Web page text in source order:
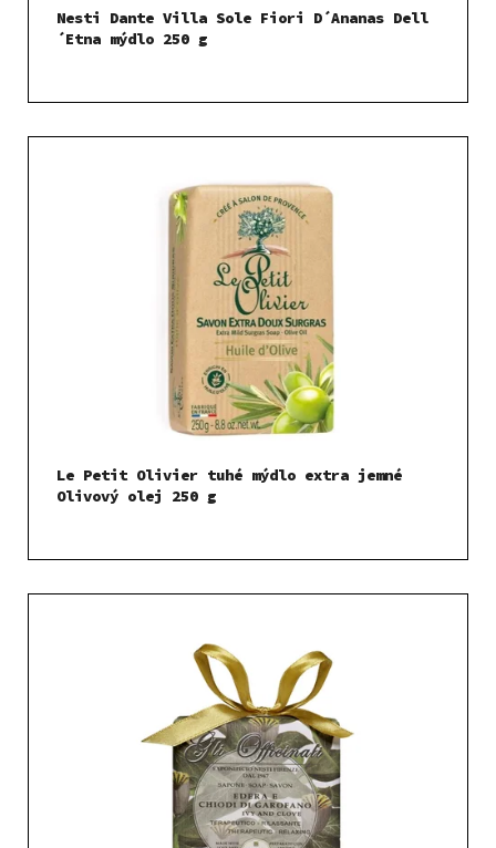
Nesti Dante Villa Sole Fiori D´Ananas Dell
´Etna mýdlo 250 g
Le Petit Olivier tuhé mýdlo extra jemné
Olivový olej 250 g